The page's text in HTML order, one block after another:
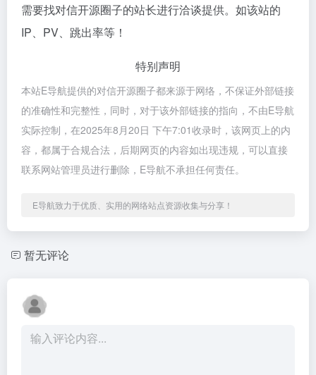
需要找对信开源圈子的站长进行洽谈提供。如该站的
IP、PV、跳出率等！
特别声明
本站E导航提供的对信开源圈子都来源于网络，不保证外部链接
的准确性和完整性，同时，对于该外部链接的指向，不由E导航
实际控制，在2025年8月20日 下午7:01收录时，该网页上的内
容，都属于合规合法，后期网页的内容如出现违规，可以直接
联系网站管理员进行删除，E导航不承担任何责任。
E导航致力于优质、实用的网络站点资源收集与分享！
暂无评论